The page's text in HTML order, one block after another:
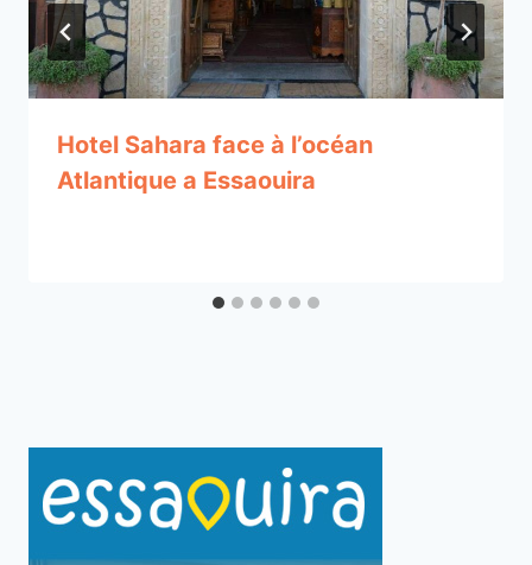
Hotel Sahara face à l’océan
Atlantique a Essaouira